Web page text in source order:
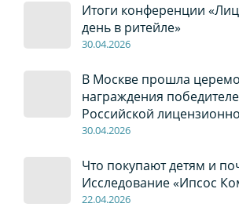
Итоги конференции
день в ритейле»
30.04.2026
В Москве прошла
награждения
Российской
30.04.2026
Что покупают детям и
Исследование «Ипсос
22.04.2026